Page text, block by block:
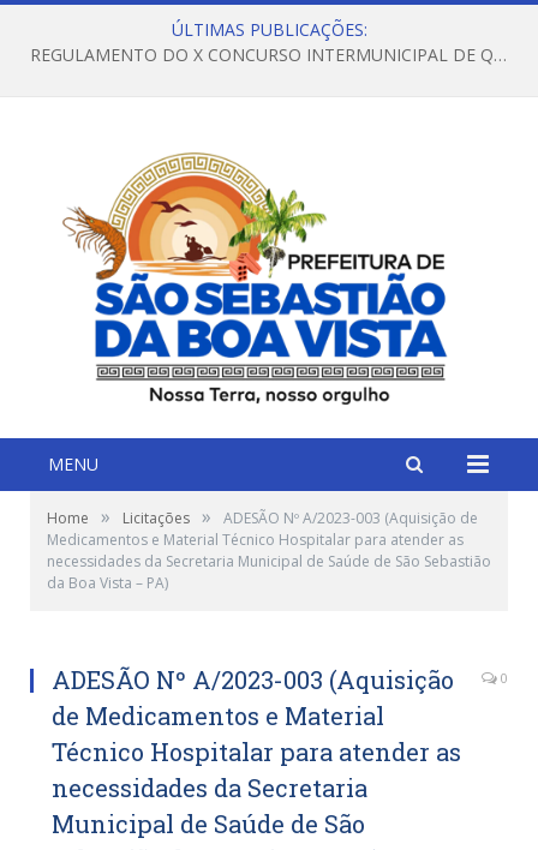
ÚLTIMAS PUBLICAÇÕES:
REGULAMENTO DO X CONCURSO INTERMUNICIPAL DE QUADRILHAS JUNINAS – 2026 – ARRAIÁ DA VENEZA
MENU
Home » Licitações »
ADESÃO Nº A/2023-003 (Aquisição de
Medicamentos e Material Técnico Hospitalar para atender as
necessidades da Secretaria Municipal de Saúde de São Sebastião
da Boa Vista – PA)
ADESÃO Nº A/2023-003 (Aquisição
de Medicamentos e Material
Técnico Hospitalar para atender as
necessidades da Secretaria
Municipal de Saúde de São
0